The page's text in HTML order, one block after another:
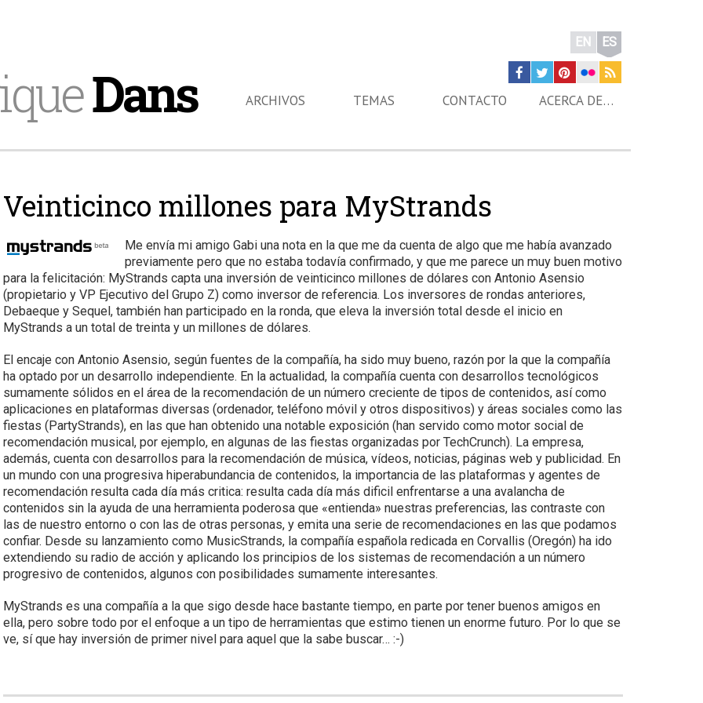
Dans
EN ES
ARCHIVOS TEMAS CONTACTO ACERCA DE…
Veinticinco millones para MyStrands
Me envía mi amigo Gabi una nota en la que me da cuenta de algo que me había avanzado
previamente pero que no estaba todavía confirmado, y que me parece un muy buen motivo
para la felicitación: MyStrands capta una inversión de veinticinco millones de dólares con Antonio Asensio
(propietario y VP Ejecutivo del Grupo Z) como inversor de referencia. Los inversores de rondas anteriores,
Debaeque y Sequel, también han participado en la ronda, que eleva la inversión total desde el inicio en
MyStrands a un total de treinta y un millones de dólares.
El encaje con Antonio Asensio, según fuentes de la compañía, ha sido muy bueno, razón por la que la compañía
ha optado por un desarrollo independiente. En la actualidad, la compañía cuenta con desarrollos tecnológicos
sumamente sólidos en el área de la recomendación de un número creciente de tipos de contenidos, así como
aplicaciones en plataformas diversas (ordenador, teléfono móvil y otros dispositivos) y áreas sociales como las
fiestas (PartyStrands), en las que han obtenido una notable exposición (han servido como motor social de
recomendación musical, por ejemplo, en algunas de las fiestas organizadas por TechCrunch). La empresa,
además, cuenta con desarrollos para la recomendación de música, vídeos, noticias, páginas web y publicidad. En
un mundo con una progresiva hiperabundancia de contenidos, la importancia de las plataformas y agentes de
recomendación resulta cada día más critica: resulta cada día más dificil enfrentarse a una avalancha de
contenidos sin la ayuda de una herramienta poderosa que «entienda» nuestras preferencias, las contraste con
las de nuestro entorno o con las de otras personas, y emita una serie de recomendaciones en las que podamos
confiar. Desde su lanzamiento como MusicStrands, la compañía española redicada en Corvallis (Oregón) ha ido
extendiendo su radio de acción y aplicando los principios de los sistemas de recomendación a un número
progresivo de contenidos, algunos con posibilidades sumamente interesantes.
MyStrands es una compañía a la que sigo desde hace bastante tiempo, en parte por tener buenos amigos en
ella, pero sobre todo por el enfoque a un tipo de herramientas que estimo tienen un enorme futuro. Por lo que se
ve, sí que hay inversión de primer nivel para aquel que la sabe buscar… :-)